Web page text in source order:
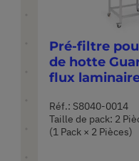
comparateur
Pré-filtre
de hotte
flux
Réf.: S8040-0014
Taille de pack: 2
(1 Pack × 2 Pièces)